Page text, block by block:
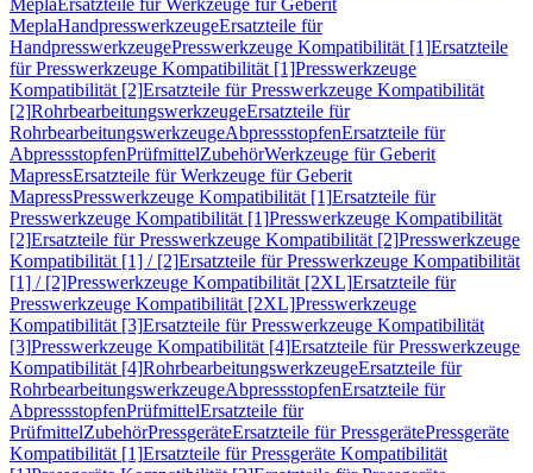
MeplaErsatzteile für Werkzeuge für Geberit
MeplaHandpresswerkzeugeErsatzteile für
HandpresswerkzeugePresswerkzeuge Kompatibilität [1]Ersatzteile
für Presswerkzeuge Kompatibilität [1]Presswerkzeuge
Kompatibilität [2]Ersatzteile für Presswerkzeuge Kompatibilität
[2]RohrbearbeitungswerkzeugeErsatzteile für
RohrbearbeitungswerkzeugeAbpressstopfenErsatzteile für
AbpressstopfenPrüfmittelZubehörWerkzeuge für Geberit
MapressErsatzteile für Werkzeuge für Geberit
MapressPresswerkzeuge Kompatibilität [1]Ersatzteile für
Presswerkzeuge Kompatibilität [1]Presswerkzeuge Kompatibilität
[2]Ersatzteile für Presswerkzeuge Kompatibilität [2]Presswerkzeuge
Kompatibilität [1] / [2]Ersatzteile für Presswerkzeuge Kompatibilität
[1] / [2]Presswerkzeuge Kompatibilität [2XL]Ersatzteile für
Presswerkzeuge Kompatibilität [2XL]Presswerkzeuge
Kompatibilität [3]Ersatzteile für Presswerkzeuge Kompatibilität
[3]Presswerkzeuge Kompatibilität [4]Ersatzteile für Presswerkzeuge
Kompatibilität [4]RohrbearbeitungswerkzeugeErsatzteile für
RohrbearbeitungswerkzeugeAbpressstopfenErsatzteile für
AbpressstopfenPrüfmittelErsatzteile für
PrüfmittelZubehörPressgeräteErsatzteile für PressgerätePressgeräte
Kompatibilität [1]Ersatzteile für Pressgeräte Kompatibilität